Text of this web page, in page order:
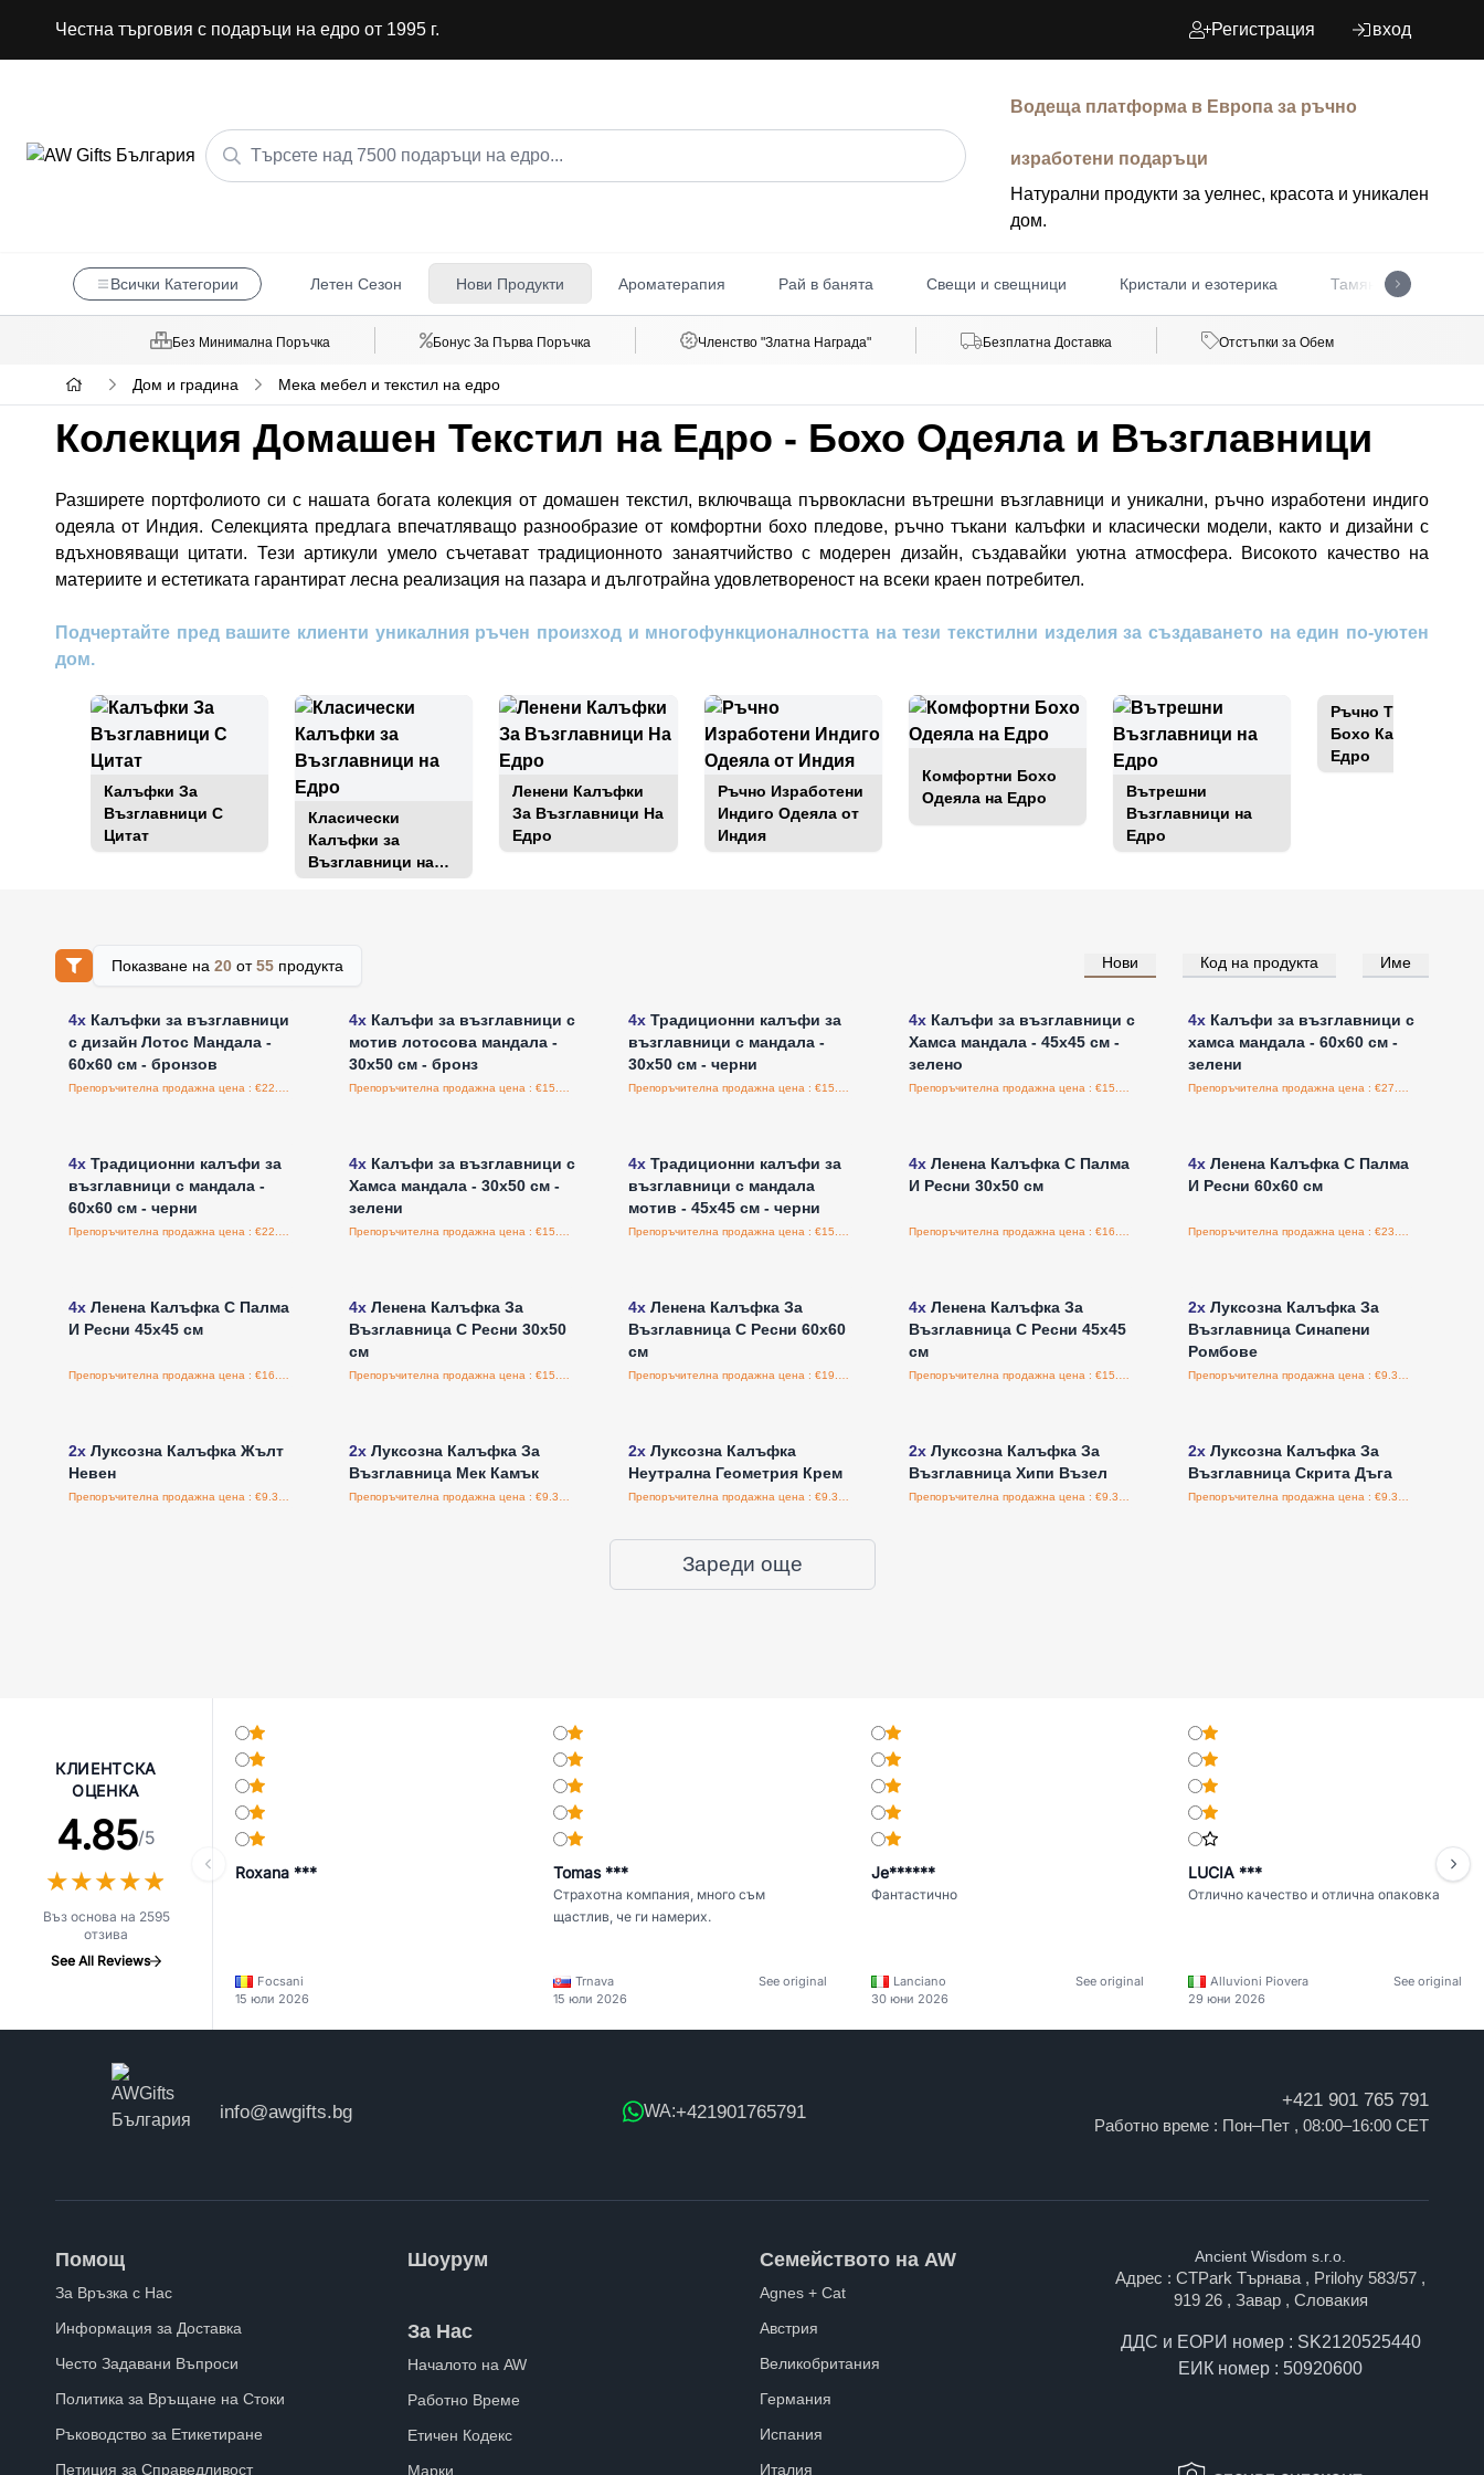
Честна търговия с подаръци на едро от 1995 г. Регистрация вход
Водеща платформа в Европа за ръчно
изработени подаръци
Натурални продукти за уелнес, красота и уникален
дом.
Всички Категории Летен Сезон Нови Продукти Ароматерапия Рай в банята Свещи и свещници Кристали и езотерика Тамян и кадилници
Без Минимална Поръчка Бонус За Първа Поръчка Членство "Златна Награда" Безплатна Доставка Отстъпки за Обем
Дом и градина Мека мебел и текстил на едро
Колекция Домашен Текстил на Едро - Бохо Одеяла и Възглавници
Разширете портфолиото си с нашата богата колекция от домашен текстил, включваща първокласни вътрешни възглавници и уникални, ръчно изработени индиго
одеяла от Индия. Селекцията предлага впечатляващо разнообразие от комфортни бохо пледове, ръчно тъкани калъфки и класически модели, както и дизайни с
вдъхновяващи цитати. Тези артикули умело съчетават традиционното занаятчийство с модерен дизайн, създавайки уютна атмосфера. Високото качество на
материите и естетиката гарантират лесна реализация на пазара и дълготрайна удовлетвореност на всеки краен потребител.
Подчертайте пред вашите клиенти уникалния ръчен произход и многофункционалността на тези текстилни изделия за създаването на един по-уютен
дом.
Калъфки За
Възглавници С
Цитат
Класически
Калъфки за
Възглавници на
Едро
Ленени Калъфки
За Възглавници На
Едро
Ръчно Изработени
Индиго Одеяла от
Индия
Комфортни Бохо
Одеяла на Едро
Вътрешни
Възглавници на
Едро
Ръчно Тъкани
Бохо Калъфки на
Едро
Показване на 20от55продукта Нови Код на продукта Име
Влезте за цени на едро
4x Калъфки за възглавници
с дизайн Лотос Мандала -
60x60 см - бронзов
4xКалъфи за възглавници с
мотив лотосова мандала -
30x50 см - бронз
4x Традиционни калъфи за
възглавници с мандала -
30x50 см - черни
Влезте за цени на едро
4xКалъфи за възглавници с
Хамса мандала - 45x45 см -
зелено
Влезте за цени на едро
4x Калъфи за възглавници с
хамса мандала - 60x60 см -
зелени
4x Традиционни калъфи за
възглавници с мандала -
60x60 см - черни
4xКалъфи за възглавници с
Хамса мандала - 30x50 см -
зелени
4x Традиционни калъфи за
възглавници с мандала
мотив - 45x45 см - черни
4xЛенена Калъфка С Палма
И Ресни 30x50 см
4x Ленена Калъфка С Палма
И Ресни 60x60 см
4x Ленена Калъфка С Палма
И Ресни 45x45 см
4xЛенена Калъфка За
Възглавница С Ресни 30x50
см
4x Ленена Калъфка За
Възглавница С Ресни 60x60
см
4xЛенена Калъфка За
Възглавница С Ресни 45x45
см
2x Луксозна Калъфка За
Възглавница Синапени
Ромбове
2x Луксозна Калъфка Жълт
Невен
2xЛуксозна Калъфка За
Възглавница Мек Камък
2x Луксозна Калъфка
Неутрална Геометрия Крем
2xЛуксозна Калъфка За
Възглавница Хипи Възел
2x Луксозна Калъфка За
Възглавница Скрита Дъга
Зареди още
КЛИЕНТСКА
ОЦЕНКА
4.85/5
★★★★★
★★★★★
Въз основа на 2595
отзива
See All Reviews
Roxana ***
Focsani
15 юли 2026
Tomas ***
Страхотна компания, много съм
щастлив, че ги намерих.
Trnava
See original
15 юли 2026
Je******
Фантастично
Lanciano
See original
30 юни 2026
LUCIA ***
Отлично качество и отлична опаковка
Alluvioni Piovera
See original
29 юни 2026
info@awgifts.bg WA:+421901765791
+421 901 765 791
Работно време : Пон–Пет , 08:00–16:00 CET
Помощ
За Връзка с Нас
Информация за Доставка
Често Задавани Въпроси
Политика за Връщане на Стоки
Ръководство за Етикетиране
Петиция за Справедливост
Шоурум
За Нас
Началото на AW
Работно Време
Етичен Кодекс
Марки
Семейството на AW
Agnes + Cat
Австрия
Великобритания
Германия
Испания
Италия
Ancient Wisdom s.r.o.
Адрес : CTPark Търнава , Prilohy 583/57 ,
919 26 , Завар , Словакия
ДДС и ЕОРИ номер : SK2120525440
ЕИК номер : 50920600